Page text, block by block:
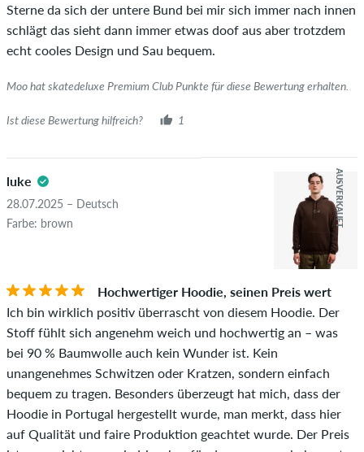
Sterne da sich der untere Bund bei mir sich immer nach innen
schlägt das sieht dann immer etwas doof aus aber trotzdem
echt cooles Design und Sau bequem.
Moo hat skatedeluxe Premium Club Punkte für diese Bewertung erhalten.
Ist diese Bewertung hilfreich? 1
luke
28.07.2025 – Deutsch
Farbe: brown
AUSVERKAUFT
Hochwertiger Hoodie, seinen Preis wert
Ich bin wirklich positiv überrascht von diesem Hoodie. Der
Stoff fühlt sich angenehm weich und hochwertig an – was
bei 90 % Baumwolle auch kein Wunder ist. Kein
unangenehmes Schwitzen oder Kratzen, sondern einfach
bequem zu tragen. Besonders überzeugt hat mich, dass der
Hoodie in Portugal hergestellt wurde, man merkt, dass hier
auf Qualität und faire Produktion geachtet wurde. Der Preis